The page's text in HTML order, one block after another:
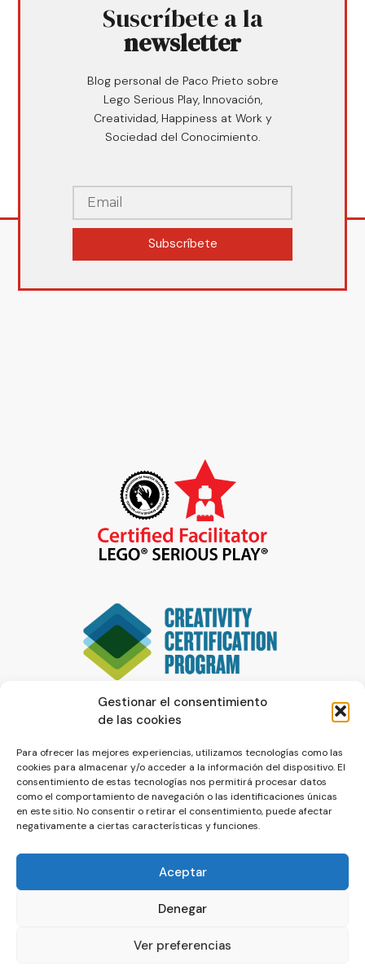
Gestionar el consentimiento
de las cookies
Para ofrecer las mejores experiencias, utilizamos tecnologías como las
cookies para almacenar y/o acceder a la información del dispositivo. El
consentimiento de estas tecnologías nos permitirá procesar datos
como el comportamiento de navegación o las identificaciones únicas
en este sitio. No consentir o retirar el consentimiento, puede afectar
negativamente a ciertas características y funciones.
Aceptar
Denegar
Ver preferencias
Suscríbete a la
newsletter
Blog personal de Paco Prieto sobre
Lego Serious Play, Innovación,
Creatividad, Happiness at Work y
Sociedad del Conocimiento.
Subscríbete
© La Servilleta - El Blog de Paco Prieto